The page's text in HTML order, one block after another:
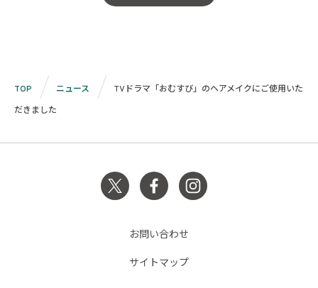
TOP ニュース
TVドラマ「おむすび」のヘアメイクにご使用いた
だきました
お問い合わせ
サイトマップ